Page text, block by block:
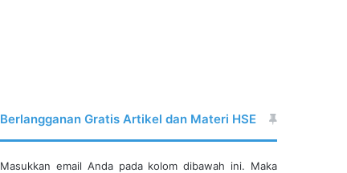
Berlangganan Gratis Artikel dan Materi HSE
Masukkan email Anda pada kolom dibawah ini. Maka